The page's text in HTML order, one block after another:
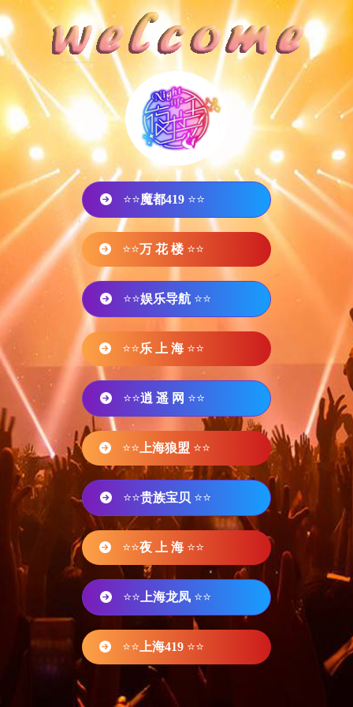
⭐⭐魔都419 ⭐⭐
⭐⭐万 花 楼 ⭐⭐
⭐⭐娱乐导航 ⭐⭐
⭐⭐乐 上 海 ⭐⭐
⭐⭐逍 遥 网 ⭐⭐
⭐⭐ 上海狼盟 ⭐⭐
⭐⭐贵族宝贝 ⭐⭐
⭐⭐夜 上 海 ⭐⭐
⭐⭐ 上海龙凤 ⭐⭐
⭐⭐ 上海419 ⭐⭐